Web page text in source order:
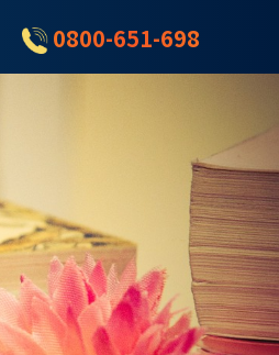
0800-651-698